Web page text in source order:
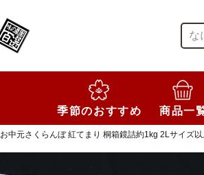
検索
季節のおすすめ 商品一
お中元さくらんぼ 紅てまり 桐箱鏡詰約1kg 2Lサイズ